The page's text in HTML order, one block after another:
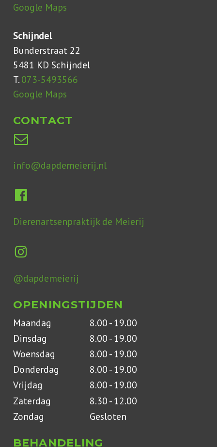
Google Maps
Schijndel
Bunderstraat 22
5481 KD Schijndel
T. 073-5493566
Google Maps
CONTACT
info@dapdemeierij.nl
Dierenartsenpraktijk de Meierij
@dapdemeierij
OPENINGSTIJDEN
Maandag
8.00 - 19.00
Dinsdag
8.00 - 19.00
Woensdag
8.00 - 19.00
Donderdag
8.00 - 19.00
Vrijdag
8.00 - 19.00
Zaterdag
8.30 - 12.00
Zondag
Gesloten
BEHANDELING